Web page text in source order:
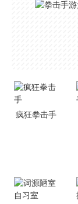
疯狂拳击手